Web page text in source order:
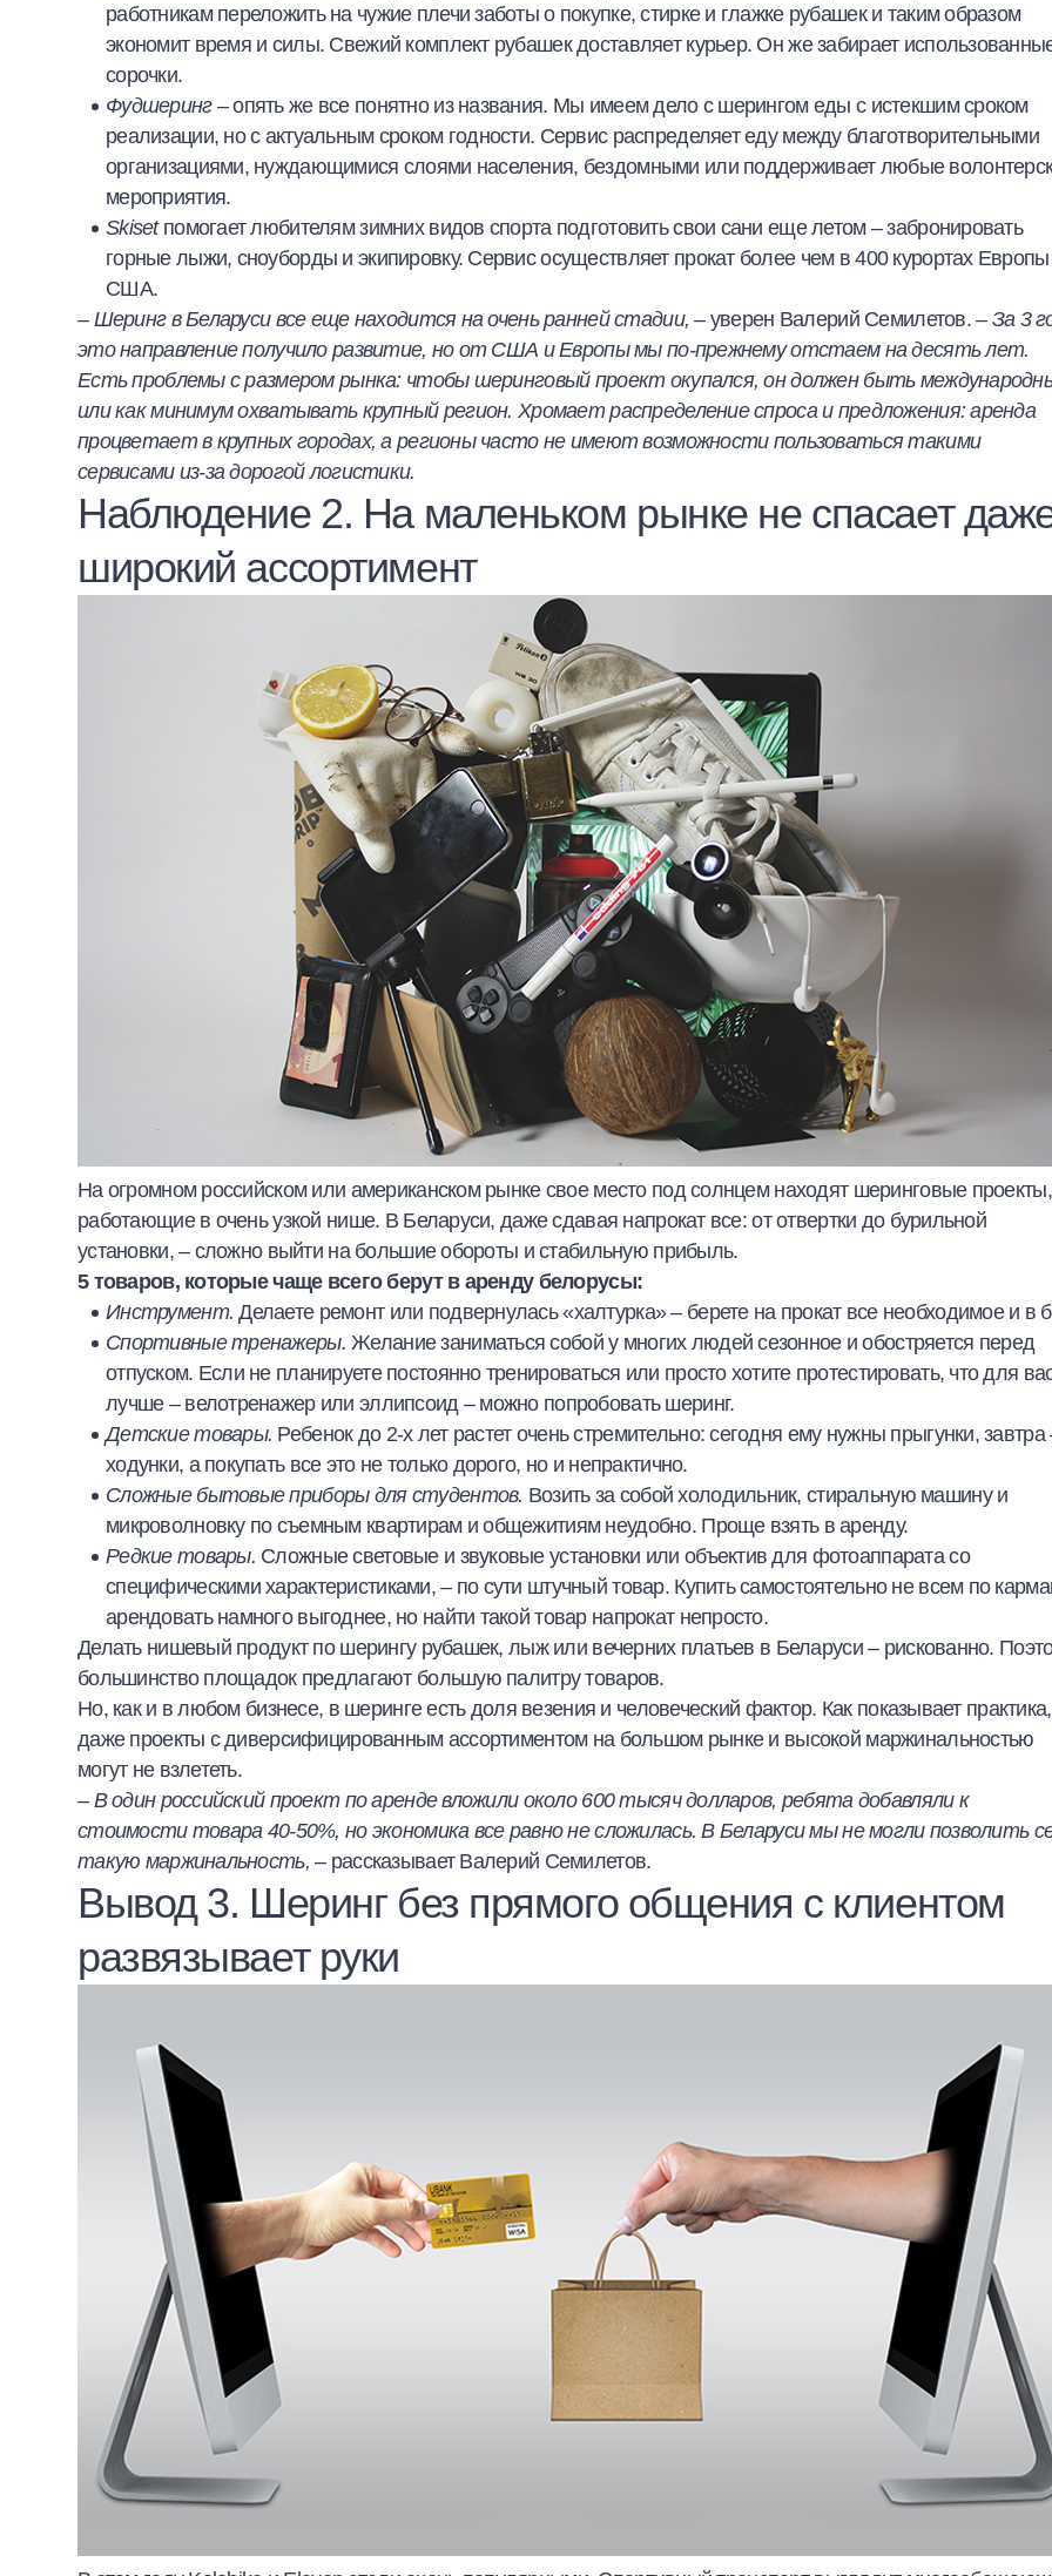
работникам переложить на чужие плечи заботы о покупке, стирке и глажке рубашек и таким образом
экономит время и силы. Свежий комплект рубашек доставляет курьер. Он же забирает
сорочки.
Фудшеринг – опять же все понятно из названия. Мы имеем дело с шерингом еды с истекшим сроком
реализации, но с актуальным сроком годности. Сервис распределяет еду между благотворительными
организациями, нуждающимися слоями населения, бездомными или поддерживает любые
мероприятия.
Skiset помогает любителям зимних видов спорта подготовить свои сани еще летом – забронировать
горные лыжи, сноуборды и экипировку. Сервис осуществляет прокат более чем в 400 курортах
США.
– Шеринг в Беларуси все еще находится на очень ранней стадии, – уверен Валерий Семилетов.– За 3
это направление получило развитие, но от США и Европы мы по-прежнему отстаем на десять лет.
Есть проблемы с размером рынка: чтобы шеринговый проект окупался, он должен быть
или как минимум охватывать крупный регион. Хромает распределение спроса и предложения: аренда
процветает в крупных городах, а регионы часто не имеют возможности пользоваться такими
сервисами из-за дорогой логистики.
Наблюдение 2. На маленьком рынке не спасает
широкий ассортимент
На огромном российском или американском рынке свое место под солнцем находят шеринговые проекты,
работающие в очень узкой нише. В Беларуси, даже сдавая напрокат все: от отвертки до бурильной
установки, – сложно выйти на большие обороты и стабильную прибыль.
5 товаров, которые чаще всего берут в аренду белорусы:
Инструмент. Делаете ремонт или подвернулась «халтурка» – берете на прокат все необходимое и в
Спортивные тренажеры. Желание заниматься собой у многих людей сезонное и обостряется перед
отпуском. Если не планируете постоянно тренироваться или просто хотите протестировать, что для
лучше – велотренажер или эллипсоид – можно попробовать шеринг.
Детские товары. Ребенок до 2-х лет растет очень стремительно: сегодня ему нужны прыгунки, завтра
ходунки, а покупать все это не только дорого, но и непрактично.
Сложные бытовые приборы для студентов. Возить за собой холодильник, стиральную машину и
микроволновку по съемным квартирам и общежитиям неудобно. Проще взять в аренду.
Редкие товары. Сложные световые и звуковые установки или объектив для фотоаппарата со
специфическими характеристиками, – по сути штучный товар. Купить самостоятельно не всем по
арендовать намного выгоднее, но найти такой товар напрокат непросто.
Делать нишевый продукт по шерингу рубашек, лыж или вечерних платьев в Беларуси – рискованно.
большинство площадок предлагают большую палитру товаров.
Но, как и в любом бизнесе, в шеринге есть доля везения и человеческий фактор. Как показывает практика,
даже проекты с диверсифицированным ассортиментом на большом рынке и высокой маржинальностью
могут не взлететь.
– В один российский проект по аренде вложили около 600 тысяч долларов, ребята добавляли к
стоимости товара 40-50%, но экономика все равно не сложилась. В Беларуси мы не могли позволить
такую маржинальность, – рассказывает Валерий Семилетов.
Вывод 3. Шеринг без прямого общения с клиентом
развязывает руки